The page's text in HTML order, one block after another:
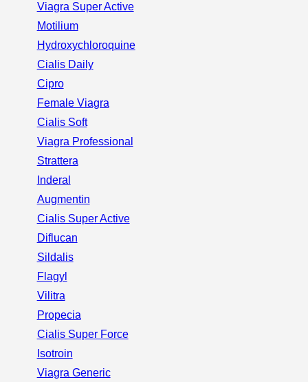
Viagra Super Active
Motilium
Hydroxychloroquine
Cialis Daily
Cipro
Female Viagra
Cialis Soft
Viagra Professional
Strattera
Inderal
Augmentin
Cialis Super Active
Diflucan
Sildalis
Flagyl
Vilitra
Propecia
Cialis Super Force
Isotroin
Viagra Generic